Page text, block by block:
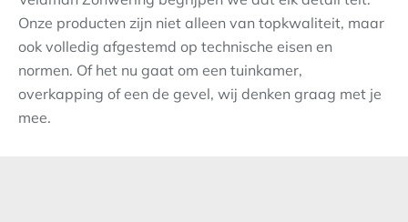
Onze producten zijn niet alleen van topkwaliteit, maar
ook volledig afgestemd op technische eisen en
normen. Of het nu gaat om een tuinkamer,
overkapping of een de gevel, wij denken graag met je
mee.